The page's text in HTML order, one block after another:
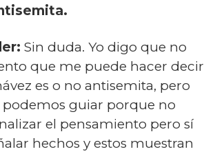
Sin duda. Yo digo que no
que me puede hacer decir
es o no antisemita, pero
podemos guiar porque no
el pensamiento pero sí
hechos y estos muestran